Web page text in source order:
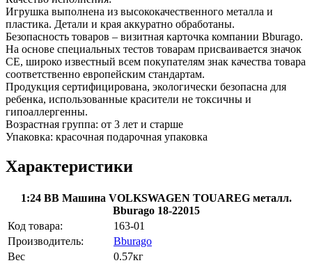
Игрушка выполнена из высококачественного металла и
пластика. Детали и края аккуратно обработаны.
Безопасность товаров – визитная карточка компании Bburago.
На основе специальных тестов товарам присваивается значок
CE, широко известный всем покупателям знак качества товара
соответственно европейским стандартам.
Продукция сертифицирована, экологически безопасна для
ребенка, использованные красители не токсичны и
гипоаллергенны.
Возрастная группа: от 3 лет и старше
Упаковка: красочная подарочная упаковка
Характеристики
1:24 BB Машина VOLKSWAGEN TOUAREG металл.
Bburago 18-22015
Код товара:
163-01
Производитель:
Bburago
Вес
0.57кг